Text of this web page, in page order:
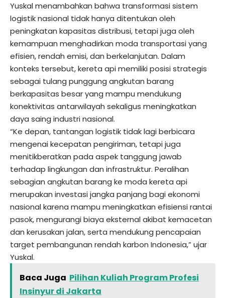
Yuskal menambahkan bahwa transformasi sistem
logistik nasional tidak hanya ditentukan oleh
peningkatan kapasitas distribusi, tetapi juga oleh
kemampuan menghadirkan moda transportasi yang
efisien, rendah emisi, dan berkelanjutan. Dalam
konteks tersebut, kereta api memiliki posisi strategis
sebagai tulang punggung angkutan barang
berkapasitas besar yang mampu mendukung
konektivitas antarwilayah sekaligus meningkatkan
daya saing industri nasional.
“Ke depan, tantangan logistik tidak lagi berbicara
mengenai kecepatan pengiriman, tetapi juga
menitikberatkan pada aspek tanggung jawab
terhadap lingkungan dan infrastruktur. Peralihan
sebagian angkutan barang ke moda kereta api
merupakan investasi jangka panjang bagi ekonomi
nasional karena mampu meningkatkan efisiensi rantai
pasok, mengurangi biaya eksternal akibat kemacetan
dan kerusakan jalan, serta mendukung pencapaian
target pembangunan rendah karbon Indonesia,” ujar
Yuskal.
Baca Juga Pilihan Kuliah Program Profesi
Insinyur di Jakarta